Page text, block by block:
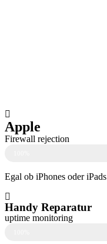
Apple
Firewall rejection
Egal ob iPhones oder
Handy Reparatur
uptime monitoring